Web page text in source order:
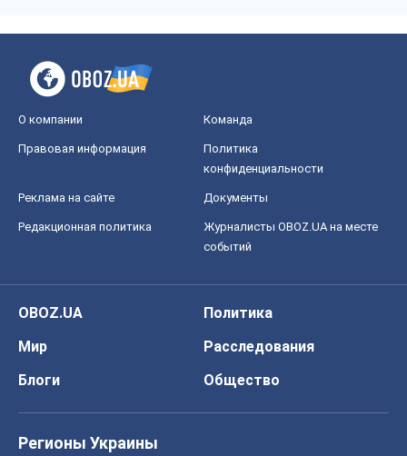
О компании Команда
Правовая информация
Политика
конфиденциальности
Реклама на сайте Документы
Редакционная политика
Журналисты OBOZ.UA на месте
событий
OBOZ.UA
Политика
Мир
Расследования
Блоги
Общество
Регионы Украины